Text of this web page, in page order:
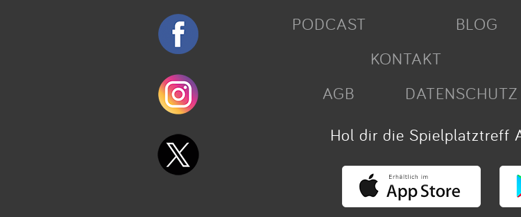
PODCAST BLOG
KONTAKT
AGB
DATENSCHUTZ
Hol dir die Spielplatztreff